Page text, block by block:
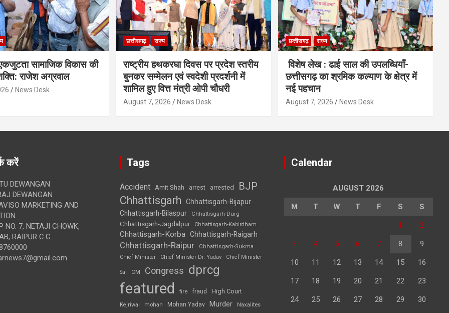
सामाजिक विकास की
राजेश अग्रवाल
News Desk
छत्तीसगढ़ राज्य
राष्ट्रीय हथकरघा दिवस पर प्रदेश स्तरीय
बुनकर सम्मेलन एवं स्वदेशी प्रदर्शनी में
शामिल हुए वित्त मंत्री ओपी चौधरी
August 7, 2026 News Desk
छत्तीसगढ़ राज्य
विशेष लेख : ढाई साल की उपलब्धियाँ-
छत्तीसगढ़ का श्रमिक कल्याण के क्षेत्र में
नई पहचान
August 7, 2026 News Desk
करें
DEWANGAN
DEWANGAN
MARKETING AND
NO. 7, NETAJI CHOWK,
RAIPUR C.G.
Tags
Accident Amit Shah arrest arrested BJP
Chhattisgarh
Chhattisgarh-Bijapur
Chhattisgarh-Bilaspur
Chhattisgarh-Durg
Chhattisgarh-Jagdalpur Chhattisgarh-Kabirdham
Chhattisgarh-Korba Chhattisgarh-Raigarh
Chhattisgarh-Raipur
Chhattisgarh-Sukma
Chief Minister
Chief Minister Dr. Yadav Chief Minister
Sai CM Congress dprcg
featured fire fraud High Court
Kejriwal mohan Mohan Yadav Murder Naxalites
Calendar
AUGUST 2026
M T W T F S S
1 2
3 4 5 6 7 8 9
10 11 12 13 14 15 16
17 18 19 20 21 22 23
24 25 26 27 28 29 30